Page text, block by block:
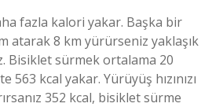
fazla kalori yakar. Başka bir
atarak 8 km yürürseniz yaklaşık
Bisiklet sürmek ortalama 20
563 kcal yakar. Yürüyüş hızınızı
352 kcal, bisiklet sürme